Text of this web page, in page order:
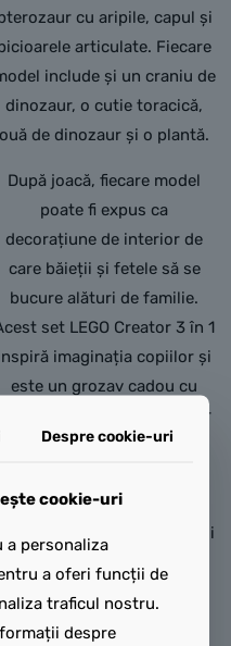
cu aripile, capul și
articulate. Fiecare
include și un craniu de
dinozaur, o cutie toracică,
ouă de dinozaur și o plantă.
După joacă, fiecare model
poate fi expus ca
decorațiune de interior de
care băieții și fetele să se
bucure alături de familie.
set LEGO Creator 3 în 1
imaginația copiilor și
este un grozav cadou cu
dinozauri pentru aceștia. Iar
cu aplicația LEGO Builder,
minunată aventură de
construcție. Ei pot apropia și
instrucțiunile 3D și își pot
Despre cookie-uri
cookie-uri
personaliza
a oferi funcții de
traficul nostru.
despre